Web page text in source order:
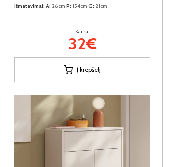
Išmatavimai: A: 26cm P: 154cm G: 21cm
Kaina:
32€
Į krepšelį